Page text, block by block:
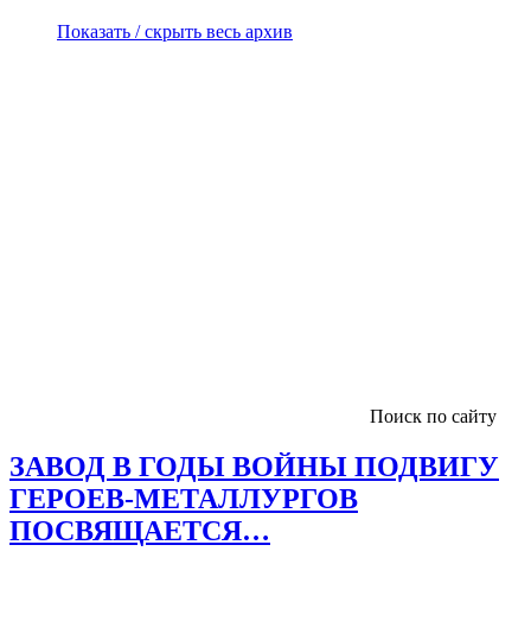
Показать / скрыть весь архив
Поиск по сайту
ЗАВОД В ГОДЫ ВОЙНЫ ПОДВИГУ
ГЕРОЕВ-МЕТАЛЛУРГОВ
ПОСВЯЩАЕТСЯ…